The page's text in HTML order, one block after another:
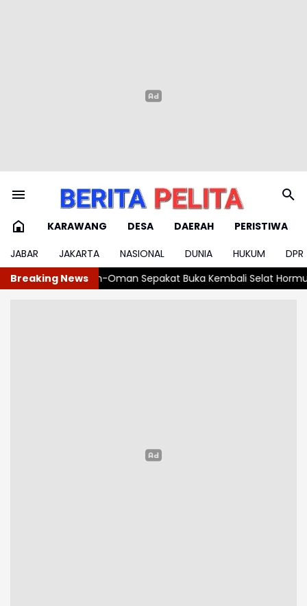
KARAWANG DESA DAERAH
PERISTIWA
JABAR
JAKARTA NASIONAL DUNIA HUKUM
DPR
Breaking News
Kembali Selat Hormuz 60 Hari Ngatiyana: Tindak Tegas